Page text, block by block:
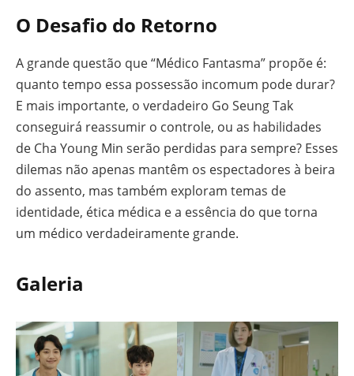
O Desafio do Retorno
A grande questão que “Médico Fantasma” propõe é:
quanto tempo essa possessão incomum pode durar?
E mais importante, o verdadeiro Go Seung Tak
conseguirá reassumir o controle, ou as habilidades
de Cha Young Min serão perdidas para sempre? Esses
dilemas não apenas mantêm os espectadores à beira
do assento, mas também exploram temas de
identidade, ética médica e a essência do que torna
um médico verdadeiramente grande.
Galeria